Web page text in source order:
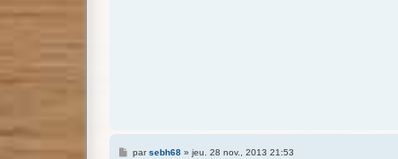
Mparsebh68» jeu. 28 nov., 2013 21:53